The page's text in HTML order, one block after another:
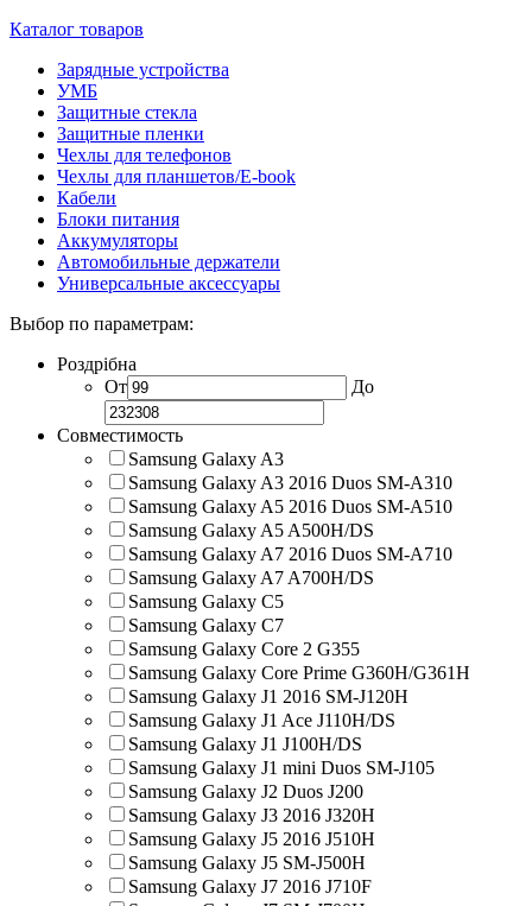
Каталог товаров
Зарядные устройства
УМБ
Защитные стекла
Защитные пленки
Чехлы для телефонов
Чехлы для планшетов/E-book
Кабели
Блоки питания
Аккумуляторы
Автомобильные держатели
Универсальные аксессуары
Выбор по параметрам:
Роздрібна
От
До
Совместимость
Samsung Galaxy A3
Samsung Galaxy A3 2016 Duos SM-A310
Samsung Galaxy A5 2016 Duos SM-A510
Samsung Galaxy A5 A500H/DS
Samsung Galaxy A7 2016 Duos SM-A710
Samsung Galaxy A7 A700H/DS
Samsung Galaxy C5
Samsung Galaxy C7
Samsung Galaxy Core 2 G355
Samsung Galaxy Core Prime G360H/G361H
Samsung Galaxy J1 2016 SM-J120H
Samsung Galaxy J1 Ace J110H/DS
Samsung Galaxy J1 J100H/DS
Samsung Galaxy J1 mini Duos SM-J105
Samsung Galaxy J2 Duos J200
Samsung Galaxy J3 2016 J320H
Samsung Galaxy J5 2016 J510H
Samsung Galaxy J5 SM-J500H
Samsung Galaxy J7 2016 J710F